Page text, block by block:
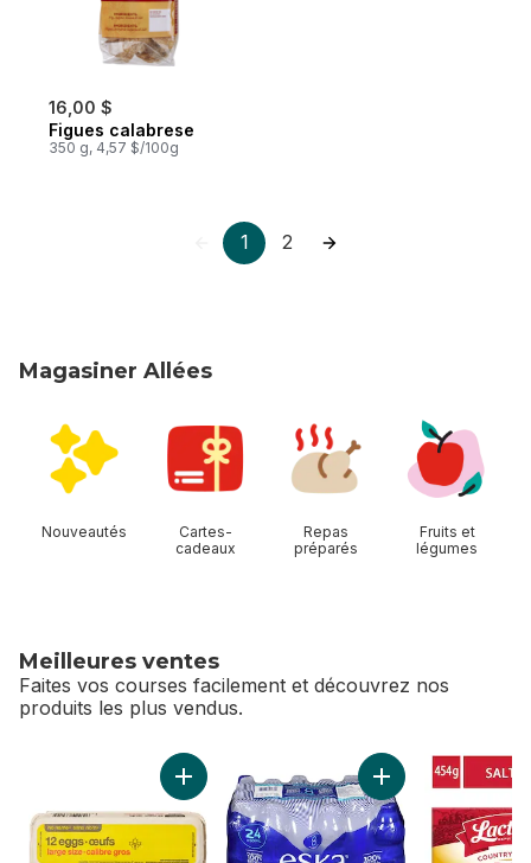
16,00 $
Figues calabrese
350 g, 4,57 $/100g
1 2
Magasiner Allées
Nouveautés
Cartes-
cadeaux
Repas
préparés
Fruits et
légumes
Meilleures ventes
Faites vos courses facilement et découvrez nos
produits les plus vendus.
sauter Meilleures ventes
Ajouter Lot de 12 œufs de calibre gros au
Ajouter Eau de